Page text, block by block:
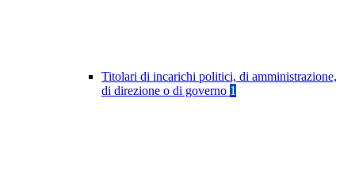
Titolari di incarichi politici, di amministrazione,
di direzione o di governo 1